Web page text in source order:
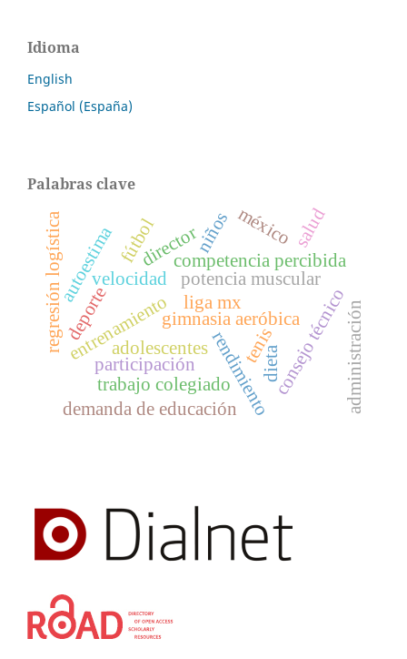
Idioma
English
Español (España)
Palabras clave
potencia muscular
entrenamiento
adolescentes
gimnasia aeróbica
tenis
velocidad
autoestima
rendimiento
competencia percibida
consejo técnico
trabajo colegiado
director
participación dieta
niños
fútbol
liga mx
regresión logística méxico
demanda de educación administración
deporte
salud